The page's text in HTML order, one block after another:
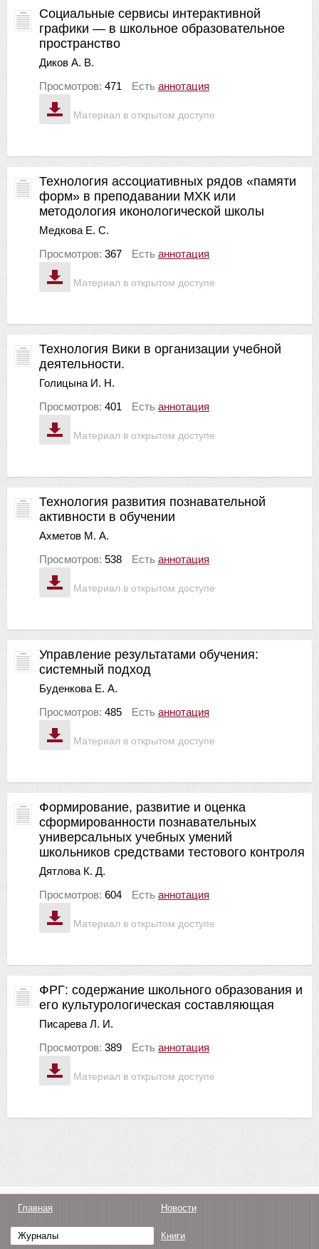
Материал в открытом доступе
Социальные сервисы интерактивной
графики — в школьное образовательное
пространство
Диков А. В.
Просмотров: 471 Есть аннотация
Материал в открытом доступе
Технология ассоциативных рядов «памяти
форм» в преподавании МХК или
методология иконологической школы
Медкова Е. С.
Просмотров: 367 Есть аннотация
Материал в открытом доступе
Технология Вики в организации учебной
деятельности.
Голицына И. Н.
Просмотров: 401 Есть аннотация
Материал в открытом доступе
Технология развития познавательной
активности в обучении
Ахметов М. А.
Просмотров: 538 Есть аннотация
Материал в открытом доступе
Управление результатами обучения:
системный подход
Буденкова Е. А.
Просмотров: 485 Есть аннотация
Материал в открытом доступе
Формирование, развитие и оценка
сформированности познавательных
универсальных учебных умений
школьников средствами тестового контроля
Дятлова К. Д.
Просмотров: 604 Есть аннотация
Материал в открытом доступе
ФРГ: содержание школьного образования и
его культурологическая составляющая
Писарева Л. И.
Просмотров: 389 Есть аннотация
Главная Новости
Журналы Книги